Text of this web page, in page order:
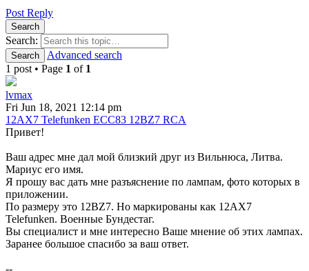
Post Reply
Search
Search:
Search
Advanced search
1 post • Page 1 of 1
lvmax
Fri Jun 18, 2021 12:14 pm
12AX7 Telefunken ECC83 12BZ7 RCA
Привет!
Ваш адрес мне дал мой близкий друг из Вильнюса, Литва.
Мариус его имя.
Я прошу вас дать мне разъяснение по лампам, фото которых в
приложении.
По размеру это 12BZ7. Но маркированы как 12AX7
Telefunken. Военные Бундестаг.
Вы специалист и мне интересно Ваше мнение об этих лампах.
Заранее большое спасибо за ваш ответ.
--